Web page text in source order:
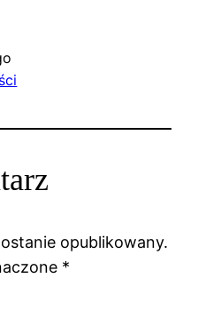
opublikowany.
*